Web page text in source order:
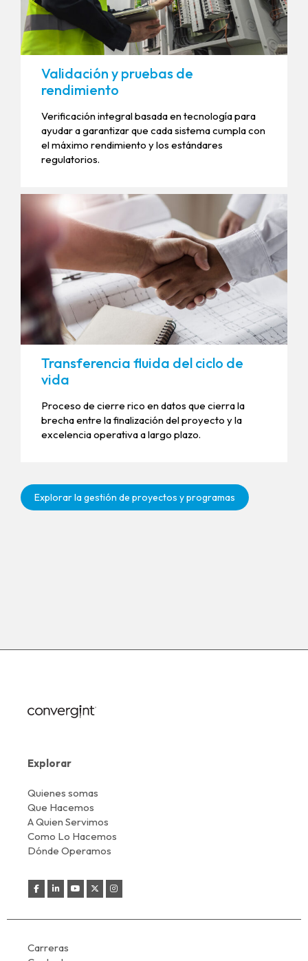
Validación y pruebas de
rendimiento
Verificación integral basada en tecnología para
ayudar a garantizar que cada sistema cumpla con
el máximo rendimiento y los estándares
regulatorios.
Transferencia fluida del ciclo de
vida
Proceso de cierre rico en datos que cierra la
brecha entre la finalización del proyecto y la
excelencia operativa a largo plazo.
Explorar la gestión de proyectos y programas
Explorar
Quienes somas
Que Hacemos
A Quien Servimos
Como Lo Hacemos
Dónde Operamos
Carreras